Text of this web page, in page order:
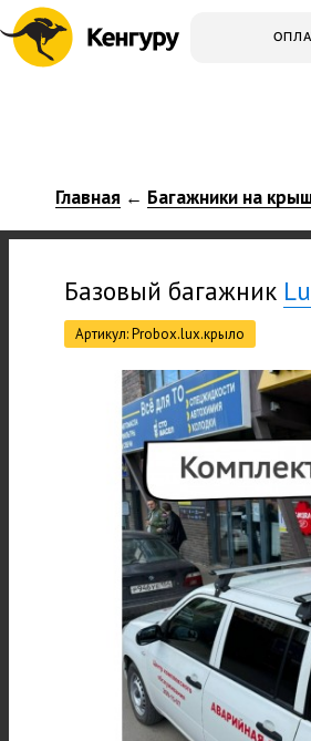
Главная ← Багажники на
Базовый багажник
Артикул: Probox.lux.крыло